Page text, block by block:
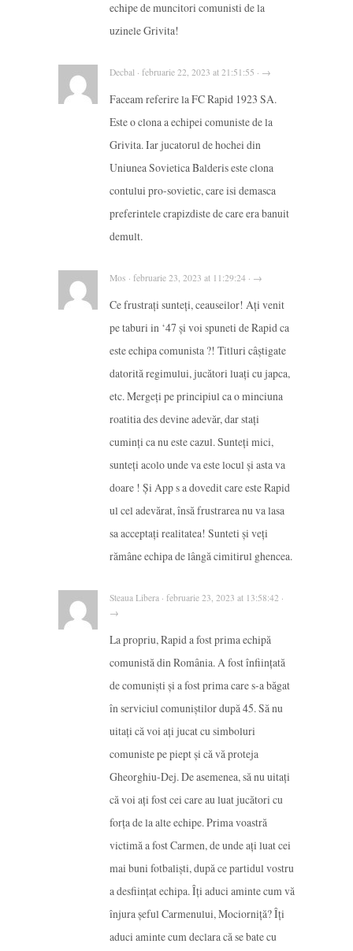
echipe de muncitori comunisti de la
uzinele Grivita!
Decbal · februarie 22, 2023 at 21:51:55 · →
Faceam referire la FC Rapid 1923 SA.
Este o clona a echipei comuniste de la
Grivita. Iar jucatorul de hochei din
Uniunea Sovietica Balderis este clona
contului pro-sovietic, care isi demasca
preferintele crapizdiste de care era banuit
demult.
Mos · februarie 23, 2023 at 11:29:24 · →
Ce frustrați sunteți, ceauseilor! Ați venit
pe taburi in ‘47 și voi spuneti de Rapid ca
este echipa comunista ?! Titluri câștigate
datorită regimului, jucători luați cu japca,
etc. Mergeți pe principiul ca o minciuna
roatitia des devine adevăr, dar stați
cuminți ca nu este cazul. Sunteți mici,
sunteți acolo unde va este locul și asta va
doare ! Și App s a dovedit care este Rapid
ul cel adevărat, însă frustrarea nu va lasa
sa acceptați realitatea! Sunteti și veți
rămâne echipa de lângă cimitirul ghencea.
Steaua Libera · februarie 23, 2023 at 13:58:42 ·
→
La propriu, Rapid a fost prima echipă
comunistă din România. A fost înființată
de comuniști și a fost prima care s-a băgat
în serviciul comuniștilor după 45. Să nu
uitați că voi ați jucat cu simboluri
comuniste pe piept și că vă proteja
Gheorghiu-Dej. De asemenea, să nu uitați
că voi ați fost cei care au luat jucători cu
forța de la alte echipe. Prima voastră
victimă a fost Carmen, de unde ați luat cei
mai buni fotbaliști, după ce partidul vostru
a desființat echipa. Îți aduci aminte cum vă
înjura șeful Carmenului, Mociorniță? Îți
aduci aminte cum declara că se bate cu